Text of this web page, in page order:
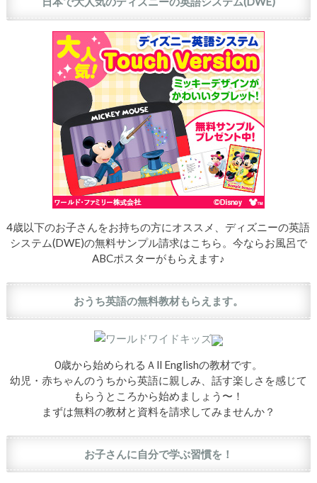
4歳以下のお子さんをお持ちの方にオススメ、ディズニーの英語
システム(DWE)の無料サンプル請求はこちら。今ならお風呂で
ABCポスターがもらえます♪
おうち英語の無料教材もらえます。
0歳から始められるＡll Englishの教材です。
幼児・赤ちゃんのうちから英語に親しみ、話す楽しさを感じて
もらうところから始めましょう〜！
まずは無料の教材と資料を請求してみませんか？
お子さんに自分で学ぶ習慣を！